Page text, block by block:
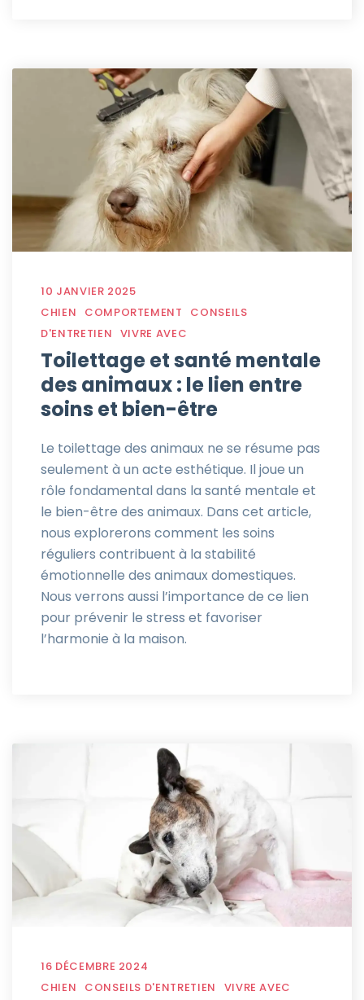
10 JANVIER 2025
CHIEN
COMPORTEMENT
CONSEILS
D'ENTRETIEN VIVRE AVEC
Toilettage et santé mentale
des animaux : le lien entre
soins et bien-être
Le toilettage des animaux ne se résume pas
seulement à un acte esthétique. Il joue un
rôle fondamental dans la santé mentale et
le bien-être des animaux. Dans cet article,
nous explorerons comment les soins
réguliers contribuent à la stabilité
émotionnelle des animaux domestiques.
Nous verrons aussi l’importance de ce lien
pour prévenir le stress et favoriser
l’harmonie à la maison.
16 DÉCEMBRE 2024
CHIEN
CONSEILS D'ENTRETIEN VIVRE AVEC